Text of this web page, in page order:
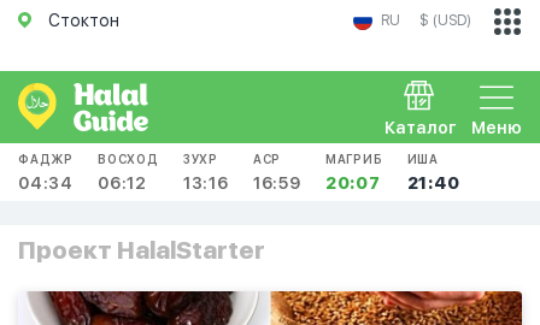
Стоктон RU $ (USD)
Меню
Каталог
ФАДЖР
04:34
ВОСХОД
06:12
ЗУХР
13:16
АСР
16:59
МАГРИБ
20:07
ИША
21:40
Проект HalalStarter